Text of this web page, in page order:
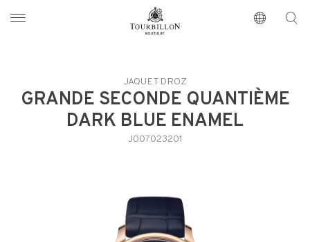
https://www.tourbillon.com/es
JAQUET DROZ
GRANDE SECONDE QUANTIÈME
DARK BLUE ENAMEL
J007023201